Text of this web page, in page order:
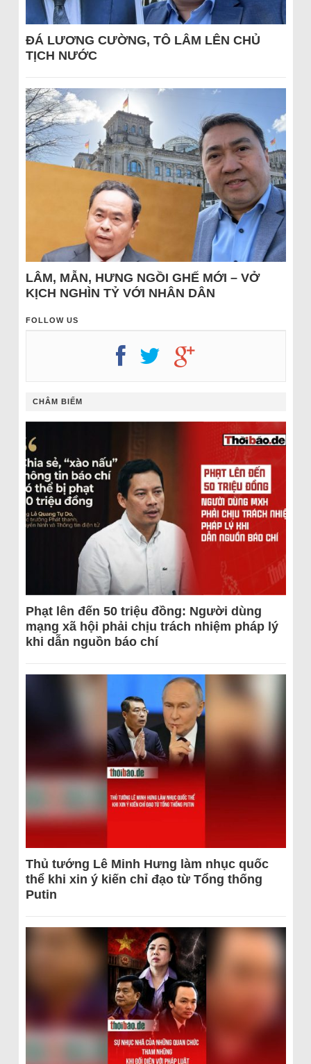
ĐÁ LƯƠNG CƯỜNG, TÔ LÂM LÊN CHỦ
TỊCH NƯỚC
LÂM, MẪN, HƯNG NGỒI GHẾ MỚI – VỞ
KỊCH NGHÌN TỶ VỚI NHÂN DÂN
FOLLOW US
CHÂM BIẾM
Phạt lên đến 50 triệu đồng: Người dùng
mạng xã hội phải chịu trách nhiệm pháp lý
khi dẫn nguồn báo chí
Thủ tướng Lê Minh Hưng làm nhục quốc
thể khi xin ý kiến chỉ đạo từ Tổng thống
Putin